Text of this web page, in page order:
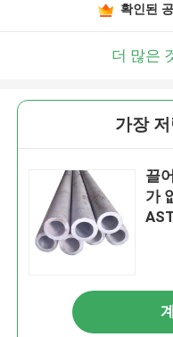
확인된
더 많은
가장
끌
가